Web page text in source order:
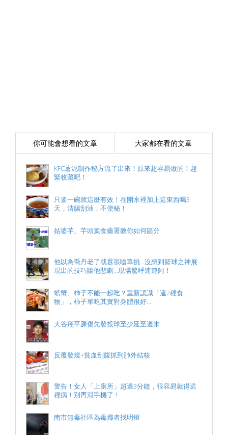
你可能會想看的文章 大家都在看的文章
KFC薯泥制作秘方流了出來！原來超容易做的！趕
緊收藏吧！
只要一碗就這麼有效！在開水裡加上這東西喝3
天，清腸刮油，不便秘！
姑婆芋、芋頭葉食藥署教你如何區分
他以為喬丹老了就囂張嗆單挑...沒想到籃球之神展
現出的技巧讓他悲劇...現場驚呼連連阿！
螃蟹、柿子不能一起吃？重新認識「這2種食
物」，柿子單吃其實對身體很好...
大谷翔平踝傷先發投球至少延至週末
反覆發燒+貧血剖腹抓到肺外結核
警告！女人「上廁所」超過3分鐘，很容易就得這
種病！別再滑手機了！
南市無毒社區為毒癮者找明燈